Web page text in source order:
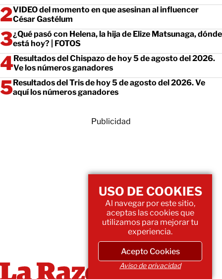
VIDEO del momento en que asesinan al influencer
César Gastélum
¿Qué pasó con Helena, la hija de Elize Matsunaga, dónde
está hoy? | FOTOS
Resultados del Chispazo de hoy 5 de agosto del 2026.
Ve los números ganadores
Resultados del Tris de hoy 5 de agosto del 2026. Ve
aquí los números ganadores
Publicidad
USO DE COOKIES
Al navegar por este sitio,
aceptas las cookies que
utilizamos para mejorar tu
experiencia.
Acepto Cookies
Aviso de privacidad